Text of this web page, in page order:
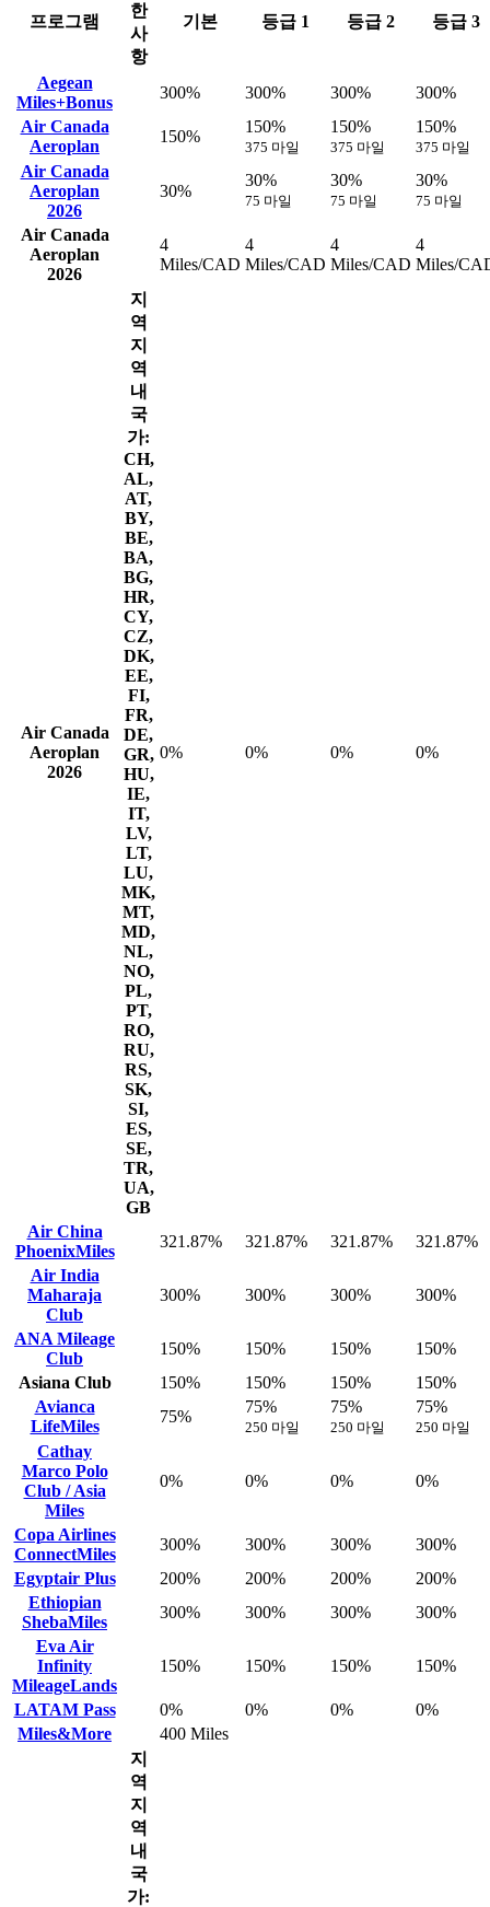
프로그램
한
사
항
기본 등급 1 등급 2 등급 3
Aegean
Miles+Bonus
300% 300% 300%
300%
Air Canada
Aeroplan
150%
150%
375 마일
150%
375 마일
150%
375 마일
Air Canada
Aeroplan
2026
30%
30%
75 마일
30%
75 마일
30%
75 마일
Air Canada
Aeroplan
2026
4
Miles/CAD
4
Miles/CAD
4
Miles/CAD
4
Miles/
Air Canada
Aeroplan
2026
지
역
지
역
내
국
가:
CH,
AL,
AT,
BY,
BE,
BA,
BG,
HR,
CY,
CZ,
DK,
EE,
FI,
FR,
DE,
GR,
HU,
IE,
IT,
LV,
LT,
LU,
MK,
MT,
MD,
NL,
NO,
PL,
PT,
RO,
RU,
RS,
SK,
SI,
ES,
SE,
TR,
UA,
GB
0% 0% 0% 0%
Air China
PhoenixMiles
321.87% 321.87% 321.87%
321.87%
Air India
Maharaja
Club
300% 300% 300% 300%
ANA Mileage
Club
150% 150% 150%
150%
Asiana Club
150% 150% 150%
150%
Avianca
LifeMiles
75%
75%
250 마일
75%
250 마일
75%
250 마일
Cathay
Marco Polo
Club / Asia
Miles
0% 0% 0% 0%
Copa Airlines
ConnectMiles
300% 300% 300%
300%
Egyptair Plus
200% 200% 200%
200%
Ethiopian
ShebaMiles
300% 300% 300%
300%
Eva Air
Infinity
MileageLands
150% 150% 150% 150%
LATAM Pass 0% 0% 0%
0%
Miles&More
400 Miles
지
역
지
역
내
국
가: